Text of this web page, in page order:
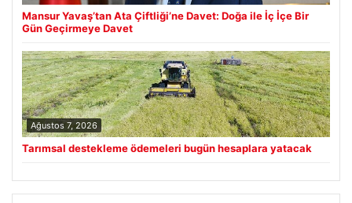
Mansur Yavaş’tan Ata Çiftliği’ne Davet: Doğa ile İç İçe Bir
Gün Geçirmeye Davet
Ağustos 7, 2026
Tarımsal destekleme ödemeleri bugün hesaplara yatacak